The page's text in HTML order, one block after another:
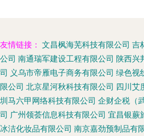
友情链接： 文昌枫海芜科技有限公司 吉
公司 南通瑞军建设工程有限公司 陕西兴
司 义乌市帝雁电子商务有限公司 绿色视
限公司 北京星河秋科技有限公司 四川艾
圳马六甲网络科技有限公司 企财企税（
司 广州领荟信息科技有限公司 宜昌银蕨
冰洁化妆品有限公司 南京嘉劲预制品有